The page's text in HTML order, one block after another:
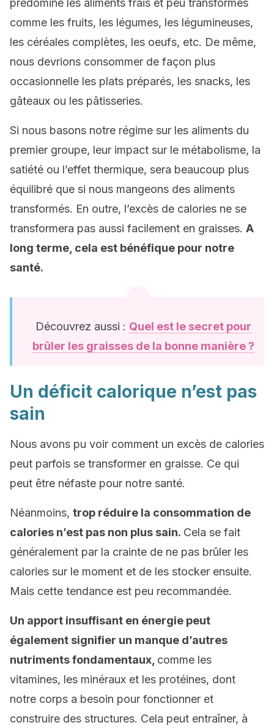
prédomine les aliments frais et peu transformés
comme les fruits, les légumes, les légumineuses,
les céréales complètes, les oeufs, etc. De même,
nous devrions consommer de façon plus
occasionnelle les plats préparés, les snacks, les
gâteaux ou les pâtisseries.
Si nous basons notre régime sur les aliments du
premier groupe, leur impact sur le métabolisme, la
satiété ou l’effet thermique, sera beaucoup plus
équilibré que si nous mangeons des aliments
transformés. En outre, l’excès de calories ne se
transformera pas aussi facilement en graisses. A
long terme, cela est bénéfique pour notre
santé.
Découvrez aussi : Quel est le secret pour
brûler les graisses de la bonne manière ?
Un déficit calorique n’est pas
sain
Nous avons pu voir comment un excès de calories
peut parfois se transformer en graisse. Ce qui
peut être néfaste pour notre santé.
Néanmoins, trop réduire la consommation de
calories n’est pas non plus sain. Cela se fait
généralement par la crainte de ne pas brûler les
calories sur le moment et de les stocker ensuite.
Mais cette tendance est peu recommandée.
Un apport insuffisant en énergie peut
également signifier un manque d’autres
nutriments fondamentaux, comme les
vitamines, les minéraux et les protéines, dont
notre corps a besoin pour fonctionner et
construire des structures. Cela peut entraîner, à